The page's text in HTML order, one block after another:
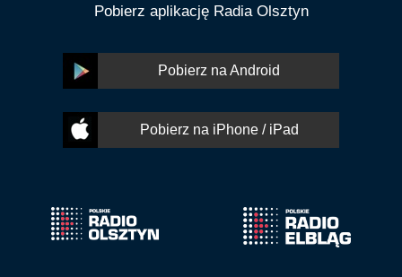
Pobierz aplikację Radia Olsztyn
Pobierz na Android
Pobierz na iPhone / iPad